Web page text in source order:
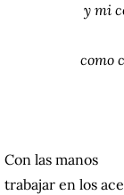
y mi
como
Con las manos
trabajar en los